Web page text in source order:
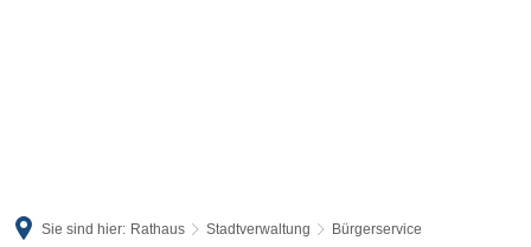
Sie sind hier: Rathaus Stadtverwaltung
Bürgerservice